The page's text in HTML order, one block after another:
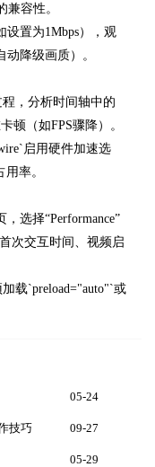
兼容性。
设置为1Mbps），观
降级画质）。
程，分析时间轴中的
顿（如FPS骤降）。
启用硬件加速选
率。
选择“Performance”
次交互时间、视频启
载`preload="auto"`或
05-24
技巧 09-27
05-29